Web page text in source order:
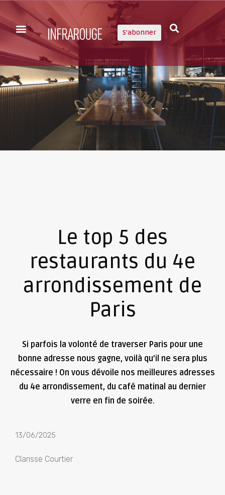
S'abonner
Le top 5 des
restaurants du 4e
arrondissement de
Paris
Si parfois la volonté de traverser Paris pour une
bonne adresse nous gagne, voilà qu’il ne sera plus
nécessaire ! On vous dévoile nos meilleures adresses
du 4e arrondissement, du café matinal au dernier
verre en fin de soirée.
13/06/2025
Clarisse Courtier